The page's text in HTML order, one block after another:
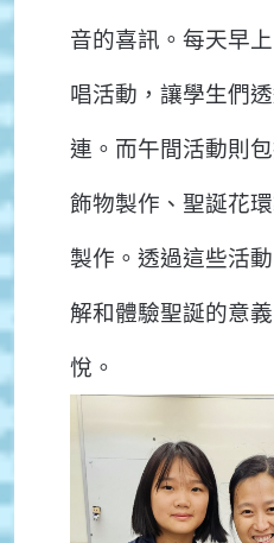
音的喜訊。每天早
唱活動，讓學生們
連。而午間活動則
飾物製作、聖誕花
製作。透過這些活
解和體驗聖誕的意
悅。